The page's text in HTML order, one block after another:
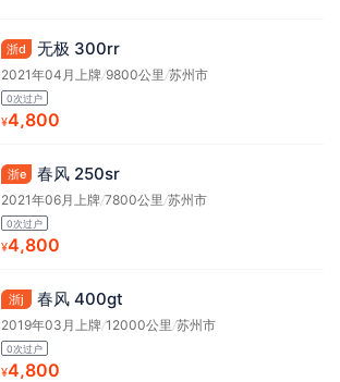
浙d 无极 300rr
2021年04月上牌/9800公里/苏州市
0次过户
¥4,800
浙e 春风 250sr
2021年06月上牌/7800公里/苏州市
0次过户
¥4,800
浙j 春风 400gt
2019年03月上牌/12000公里 /苏州市
0次过户
¥4,800